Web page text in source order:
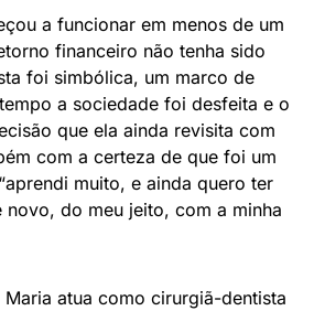
a funcionar em menos de um
financeiro não tenha sido
foi simbólica, um marco de
a sociedade foi desfeita e o
que ela ainda revisita com
com a certeza de que foi um
muito, e ainda quero ter
novo, do meu jeito, com a minha
atua como cirurgiã-dentista